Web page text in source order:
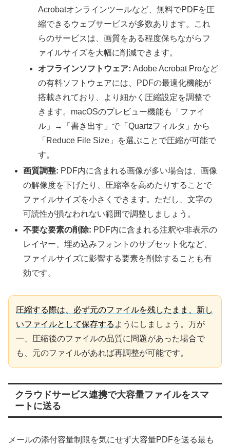
Acrobatオンラインツールなど、無料でPDFを圧
縮できるウェブサービスが多数あります。これ
らのサービスは、画質をある程度保ちながらフ
ァイルサイズを大幅に削減できます。
オフラインソフトウェア: Adobe Acrobat Proなど
の有料ソフトウェアには、PDFの最適化機能が
搭載されており、より細かく圧縮設定を調整で
きます。macOSのプレビュー機能も「ファイ
ル」→「書き出す」で「Quartzフィルタ」から
「Reduce File Size」を選ぶことで圧縮が可能で
す。
画質調整: PDF内に含まれる画像が多い場合は、画像
の解像度を下げたり、圧縮率を高めたりすることで
ファイルサイズを小さくできます。ただし、文字の
可読性が損なわれない範囲で調整しましょう。
不要な要素の削除: PDF内に含まれる注釈や非表示の
レイヤー、埋め込みフォントのサブセット化など、
ファイルサイズに影響する要素を削除することも有
効です。
圧縮する際は、必ず元のファイルを残したまま、新し
いファイルとして保存する ようにしましょう。万が
一、圧縮後のファイルの品質に問題があった場合で
も、元のファイルがあれば再調整が可能です。
クラウドサービス連携で大容量ファイルをスマ
ートに送る
メールの添付容量制限を気にせず大容量PDFを送る最も